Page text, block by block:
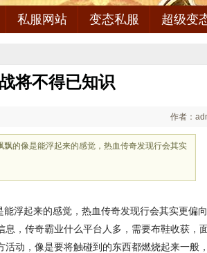
私服网站 变态私服 超级变
将不得已知识
作者：
的像是能浮起来的感觉，热血传奇发现行会其实
浮起来的感觉，热血传奇发现行会其实更偏向
，传奇霸业什么平台人多，需要布鞋收获，
动，像是要将触碰到的东西都燃烧起来一般，